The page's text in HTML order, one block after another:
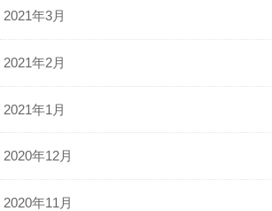
2021年3月
2021年2月
2021年1月
2020年12月
2020年11月